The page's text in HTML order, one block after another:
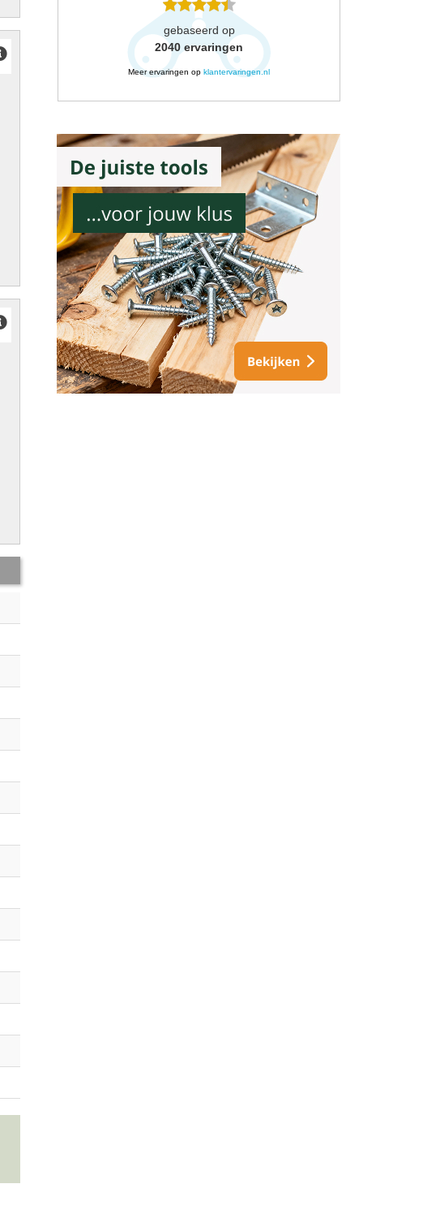
gebaseerd op
2040 ervaringen
Meer ervaringen op klantervaringen.nl